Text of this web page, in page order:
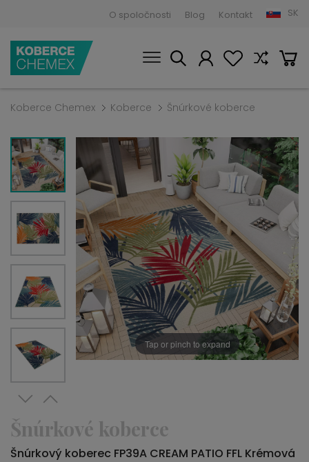
O spoločnosti Blog Kontakt SK
Koberce Chemex Koberce Šnúrkové koberce
Tap or pinch to expand
Šnúrkové koberce
Šnúrkový koberec FP39A CREAM PATIO FFL Krémová